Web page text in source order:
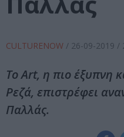
CULTURENOW / 26-09-2019 /
Tο Art, η πιο έξυπνη
Ρεζά, επιστρέφει
Παλλάς.